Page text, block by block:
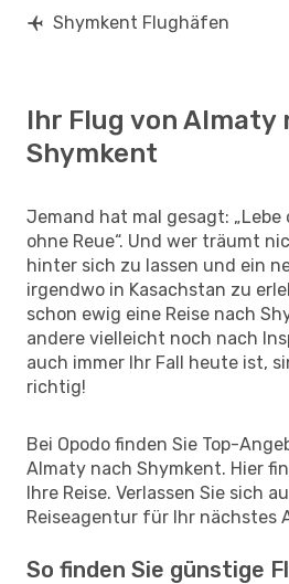
Shymkent Flughäfen
Ihr Flug von Almaty
Shymkent
Jemand hat mal gesagt: „Lebe
ohne Reue“. Und wer träumt
hinter sich zu lassen und ein
irgendwo in Kasachstan zu
schon ewig eine Reise nach
andere vielleicht noch nach
auch immer Ihr Fall heute ist,
richtig!
Bei Opodo finden Sie Top-
Almaty nach Shymkent. Hier
Ihre Reise. Verlassen Sie sich
Reiseagentur für Ihr nächstes
So finden Sie günstige